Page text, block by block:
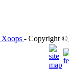
Xoops - Copyright ©